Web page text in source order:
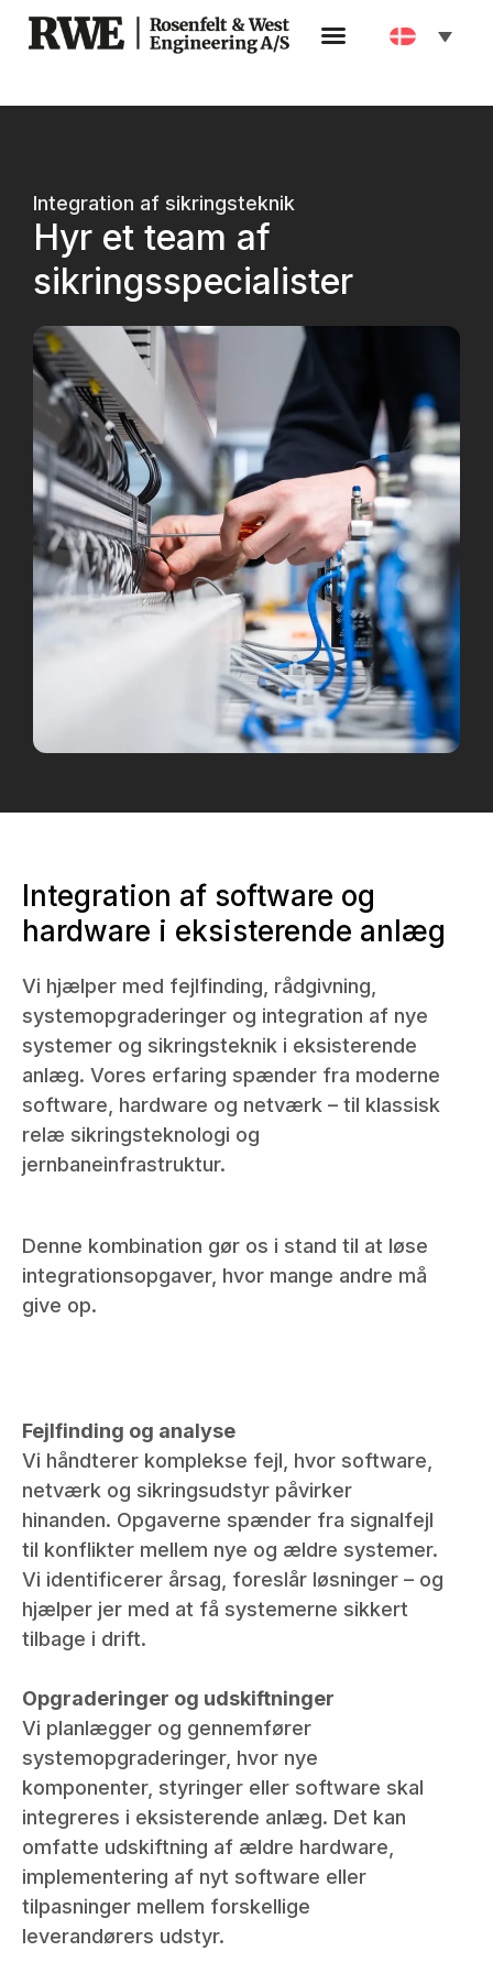
Integration af sikringsteknik
Hyr et team af
sikringsspecialister
Integration af software og
hardware i eksisterende anlæg
Vi hjælper med fejlfinding, rådgivning,
systemopgraderinger og integration af nye
systemer og sikringsteknik i eksisterende
anlæg. Vores erfaring spænder fra moderne
software, hardware og netværk – til klassisk
relæ sikringsteknologi og
jernbaneinfrastruktur.
Denne kombination gør os i stand til at løse
integrationsopgaver, hvor mange andre må
give op.
Fejlfinding og analyse
Vi håndterer komplekse fejl, hvor software,
netværk og sikringsudstyr påvirker
hinanden. Opgaverne spænder fra signalfejl
til konflikter mellem nye og ældre systemer.
Vi identificerer årsag, foreslår løsninger – og
hjælper jer med at få systemerne sikkert
tilbage i drift.
Opgraderinger og udskiftninger
Vi planlægger og gennemfører
systemopgraderinger, hvor nye
komponenter, styringer eller software skal
integreres i eksisterende anlæg. Det kan
omfatte udskiftning af ældre hardware,
implementering af nyt software eller
tilpasninger mellem forskellige
leverandørers udstyr.